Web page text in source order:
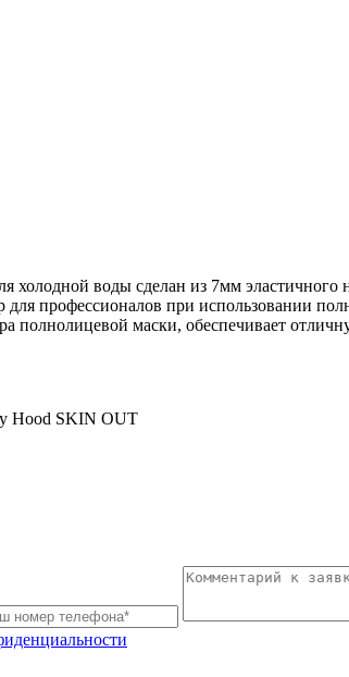
холодной воды сделан из 7мм
профессионалов при использовании
полнолицевой маски, обеспечивает
Hood SKIN OUT